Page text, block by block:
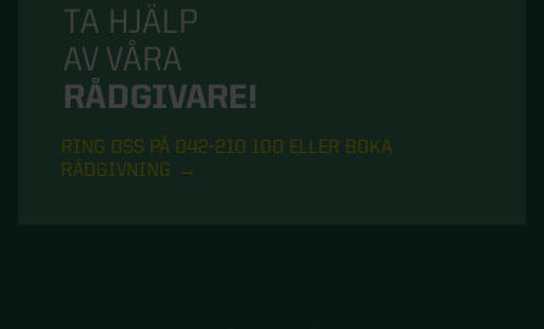
TA HJÄLP
AV VÅRA
RÅDGIVARE!
RING OSS PÅ 042-210 100 ELLER BOKA
RÅDGIVNING